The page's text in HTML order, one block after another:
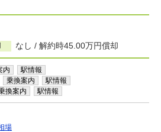
なし / 解約時45.00万円償却
内 駅情報
乗換案内 駅情報
換案内 駅情報
場